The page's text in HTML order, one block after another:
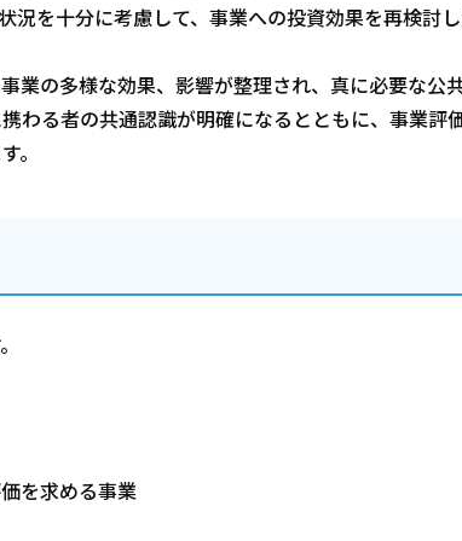
況を十分に考慮して、事業への投資効果を再検討
業の多様な効果、影響が整理され、真に必要な公
わる者の共通認識が明確になるとともに、事業評
。
を求める事業